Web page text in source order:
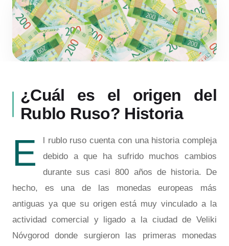
¿Cuál es el origen del
Rublo Ruso? Historia
E
l rublo ruso cuenta con una historia compleja
debido a que ha sufrido muchos cambios
durante sus casi 800 años de historia. De
hecho, es una de las monedas europeas más
antiguas ya que su origen está muy vinculado a la
actividad comercial y ligado a la ciudad de Veliki
Nóvgorod donde surgieron las primeras monedas